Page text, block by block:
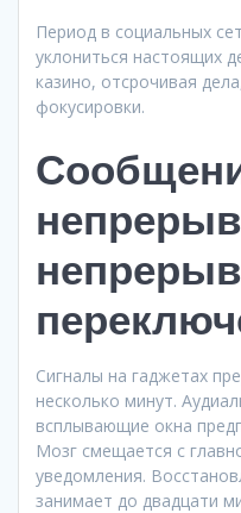
Период в социальных
уклониться настоящих
казино, отсрочивая
фокусировки.
Сигналы на гаджетах
несколько минут.
всплывающие окна
Мозг смещается с
уведомления.
занимает до двадцати